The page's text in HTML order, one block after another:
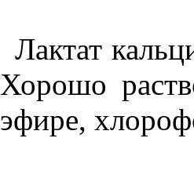
Лактат
Хорошо ра
эфире,